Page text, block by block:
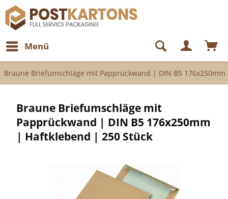
Menü
Braune Briefumschläge mit Papprückwand | DIN B5
Braune Briefumschläge mit
Papprückwand | DIN B5 176x250mm
| Haftklebend | 250 Stück